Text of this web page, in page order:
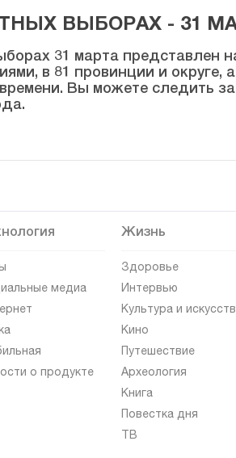
ВЫБОРАХ - 31
31 марта представлен
в 81 провинции и
Вы можете следить
медиа
о продукте
Жизнь
Здоровье
Интервью
Культура и
Кино
Путешествие
Археология
Книга
Повестка дня
ТВ